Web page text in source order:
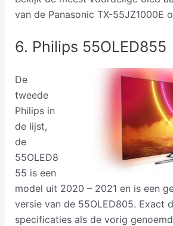
van de Panasonic TX-55JZ1000E
6. Philips 55OLED855
De
tweede
Philips in
de lijst,
de
55OLED8
55 is een
model uit 2020 – 2021 en is een
versie van de 55OLED805. Exact
specificaties als de vorig